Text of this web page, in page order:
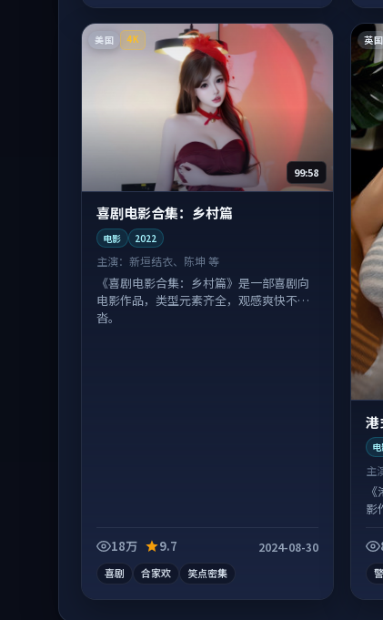
美国 4K
99:58
喜剧电影合集：乡村篇
电影 2022
主演： 新垣结衣、陈坤 等
《喜剧电影合集：乡村篇》是一部喜剧向
电影作品，类型元素齐全，观感爽快不拖
沓。
18万 9.7 2024-08-30
喜剧 合家欢 笑点密集
英国
港
主
影